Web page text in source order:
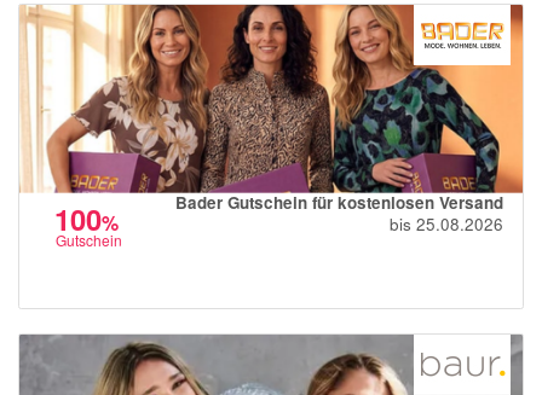
100%
Gutschein
Bader Gutschein für kostenlosen Versand
bis 25.08.2026